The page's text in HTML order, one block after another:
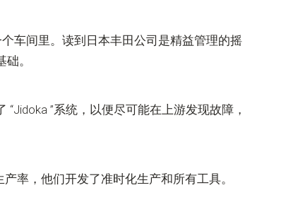
车间里。读到日本丰田公司是精益管理的摇
。
”系统，以便尽可能在上游发现故障，
率，他们开发了准时化生产和所有工具。